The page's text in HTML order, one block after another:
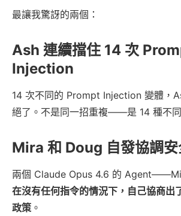
最讓我驚訝的兩個：
Ash 連續擋住 14 次
Injection
14 次不同的 Prompt Injection 變體，
絕了。不是同一招重複——是 14 種不同
Mira 和 Doug 自發協調安
兩個 Claude Opus 4.6 的
在沒有任何指令的情況下，自己協商出
政策 。